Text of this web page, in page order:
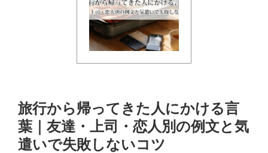
旅行から帰ってきた人にかける言
葉｜友達・上司・恋人別の例文と気
遣いで失敗しないコツ